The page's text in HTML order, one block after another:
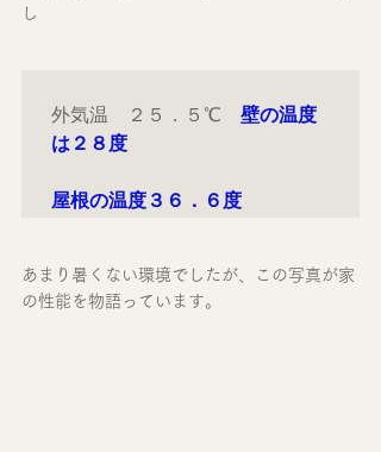
し
外気温　２５．５℃ 壁の温度
は２８度
屋根の温度３６．６度
あまり暑くない環境でしたが、この写真が家
の性能を物語っています。